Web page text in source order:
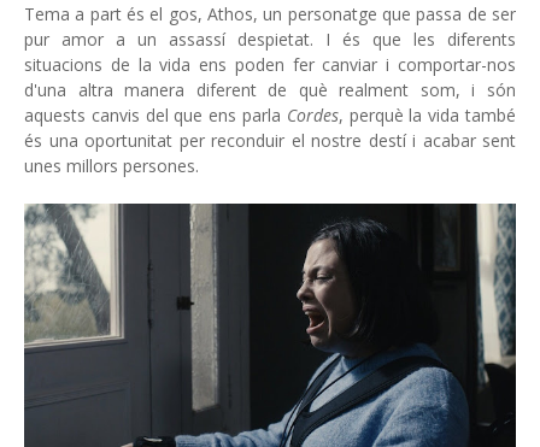
Tema a part és el gos, Athos, un personatge que passa de ser
pur amor a un assassí despietat. I és que les diferents
situacions de la vida ens poden fer canviar i comportar-nos
d'una altra manera diferent de què realment som, i són
aquests canvis del que ens parla Cordes, perquè la vida també
és una oportunitat per reconduir el nostre destí i acabar sent
unes millors persones.